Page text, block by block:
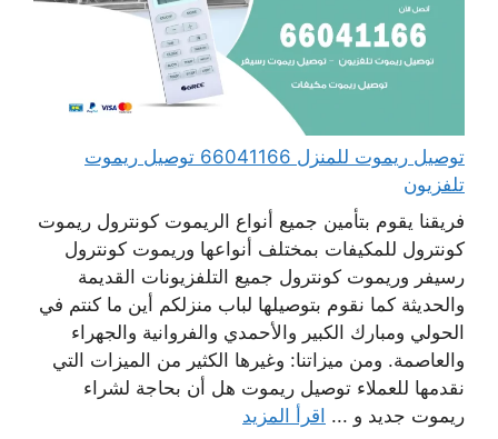
توصيل ريموت للمنزل 66041166 توصيل ريموت
تلفزيون
فريقنا يقوم بتأمين جميع أنواع الريموت كونترول ريموت
كونترول للمكيفات بمختلف أنواعها وريموت كونترول
رسيفر وريموت كونترول جميع التلفزيونات القديمة
والحديثة كما نقوم بتوصيلها لباب منزلكم أين ما كنتم في
الحولي ومبارك الكبير والأحمدي والفروانية والجهراء
والعاصمة. ومن ميزاتنا: وغيرها الكثير من الميزات التي
نقدمها للعملاء توصيل ريموت هل أن بحاجة لشراء
ريموت جديد و ... اقرأ المزيد